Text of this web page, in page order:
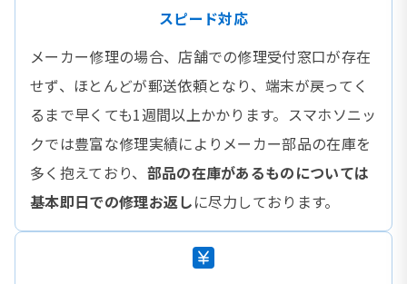
スピード対応
メーカー修理の場合、店舗での修理受付窓口が存在
せず、ほとんどが郵送依頼となり、端末が戻ってく
るまで早くても1週間以上かかります。スマホソニッ
クでは豊富な修理実績によりメーカー部品の在庫を
多く抱えており、 部品の在庫があるものについては
基本即日での修理お返しに尽力しております。